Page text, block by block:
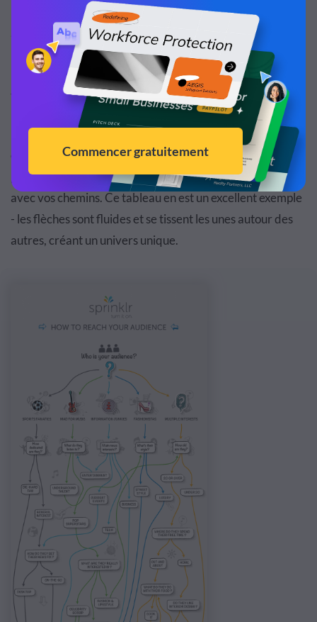
Exemple d'organigramme #2 : Comment
atteindre votre public
Bien qu'il s'agisse d'un exemple plus ancien, il présente
toujours un excellent moyen de créer votre propre design.
Les mêmes vieilles flèches et lignes peuvent devenir
ennuyeuses. Pour rendre votre organigramme beaucoup
plus intéressant, essayez de faire preuve de créativité
avec vos chemins. Ce tableau en est un excellent exemple
- les flèches sont fluides et se tissent les unes autour des
autres, créant un univers unique.